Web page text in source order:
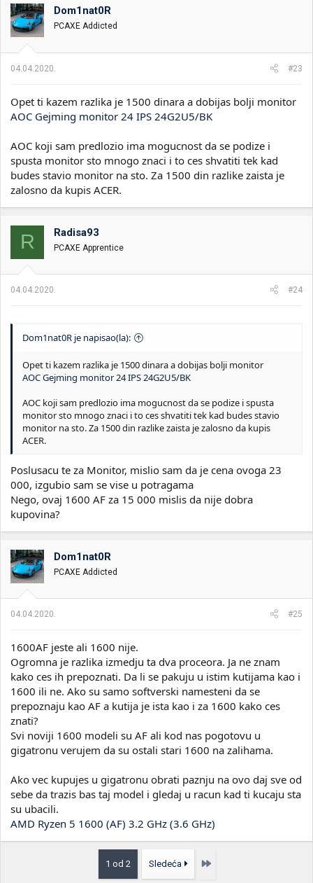
o
v
a
n
:
Dom1nat0R
PCAXE Addicted
04.04.2020. #23
Opet ti kazem razlika je 1500 dinara a dobijas bolji monitor
AOC Gejming monitor 24 IPS 24G2U5/BK
AOC koji sam predlozio ima mogucnost da se podize i
spusta monitor sto mnogo znaci i to ces shvatiti tek kad
budes stavio monitor na sto. Za 1500 din razlike zaista je
zalosno da kupis ACER.
R Radisa93
PCAXE Apprentice
04.04.2020. #24
Dom1nat0R je napisao(la):
Opet ti kazem razlika je 1500 dinara a dobijas bolji monitor
AOC Gejming monitor 24 IPS 24G2U5/BK
AOC koji sam predlozio ima mogucnost da se podize i spusta
monitor sto mnogo znaci i to ces shvatiti tek kad budes stavio
monitor na sto. Za 1500 din razlike zaista je zalosno da kupis
ACER.
Poslusacu te za Monitor, mislio sam da je cena ovoga 23
000, izgubio sam se vise u potragama
Nego, ovaj 1600 AF za 15 000 mislis da nije dobra
kupovina?
Dom1nat0R
PCAXE Addicted
04.04.2020. #25
1600AF jeste ali 1600 nije.
Ogromna je razlika izmedju ta dva proceora. Ja ne znam
kako ces ih prepoznati. Da li se pakuju u istim kutijama kao i
1600 ili ne. Ako su samo softverski namesteni da se
prepoznaju kao AF a kutija je ista kao i za 1600 kako ces
znati?
Svi noviji 1600 modeli su AF ali kod nas pogotovu u
gigatronu verujem da su ostali stari 1600 na zalihama.
Ako vec kupujes u gigatronu obrati paznju na ovo daj sve od
sebe da trazis bas taj model i gledaj u racun kad ti kucaju sta
su ubacili.
AMD Ryzen 5 1600 (AF) 3.2 GHz (3.6 GHz)
1 od 2 Sledeća Poslednja